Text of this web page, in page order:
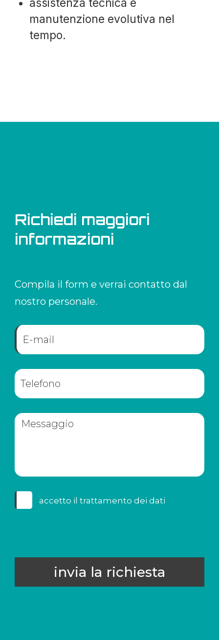
assistenza tecnica e
manutenzione evolutiva nel
tempo.
Richiedi maggiori
informazioni
Compila il form e verrai contatto dal
nostro personale.
accetto il trattamento dei dati
invia la richiesta